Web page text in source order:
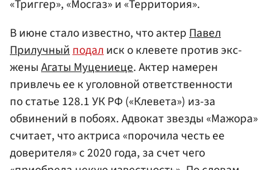
«Триггер», «Мосгаз» и «Территория».
В июне стало известно, что актерПавел
Прилучныйподалиск о клевете против экс-
женыАгаты Муцениеце. Актер намерен
привлечь ее к уголовной ответственности
по статье 128.1 УК РФ («Клевета») из-за
обвинений в побоях. Адвокат звезды «Мажора»
считает, что актриса «порочила честь ее
доверителя» с 2020 года, за счет чего